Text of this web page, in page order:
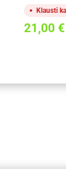
Klausti
21,00 €